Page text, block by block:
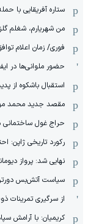
ستاره آفریقایی با
من شهریارم، شغلم
فوری/ زمان اعلام
حضور ملوانی‌ها در
استقبال باشکوه از
مقصد جدید محمد موسوی
حراج غول ساختمانی
رکورد تاریخی ژاپن:
نهایی شد: پرواز
سیاست آتش‌بس
از سرگیری تمرینات
کریمیان: با آرامش